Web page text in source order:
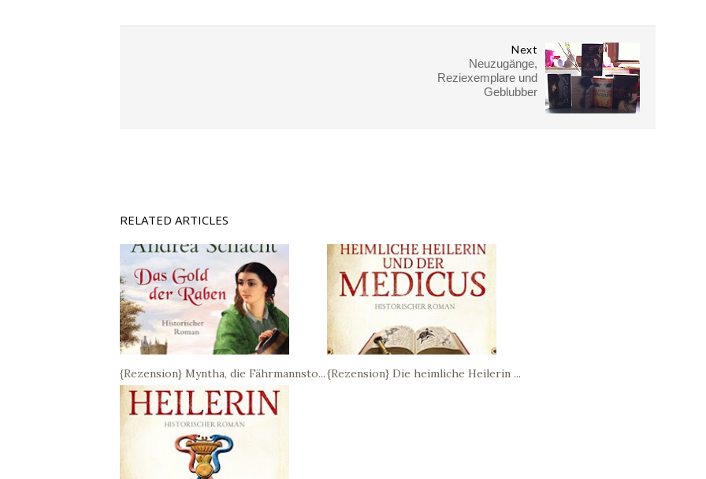
Next
Neuzugänge,
Reziexemplare und
Geblubber
RELATED ARTICLES
{Rezension} Myntha, die Fährmannsto...{Rezension} Die heimliche Heilerin ...